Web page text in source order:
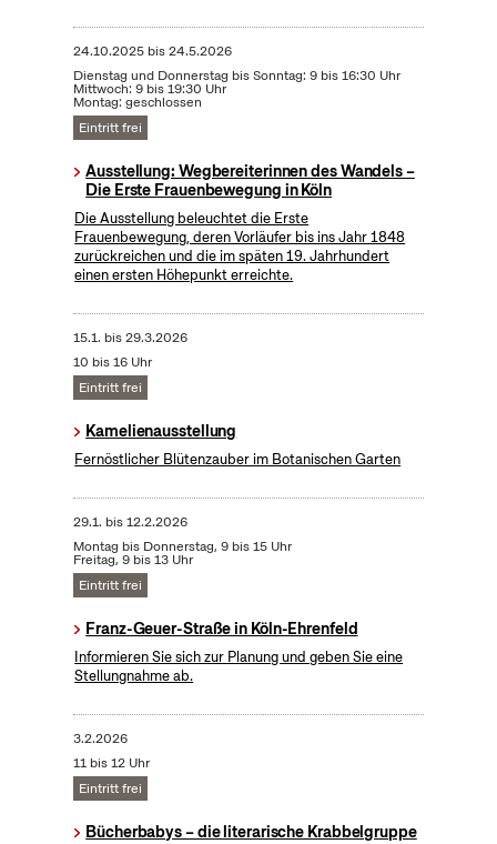
24.10.2025bis24.5.2026
Dienstag und Donnerstag bis Sonntag: 9 bis 16:30 Uhr
Mittwoch: 9 bis 19:30 Uhr
Montag: geschlossen
Eintritt frei
Ausstellung: Wegbereiterinnen des Wandels –
Die Erste Frauenbewegung in Köln
Die Ausstellung beleuchtet die Erste
Frauenbewegung, deren Vorläufer bis ins Jahr 1848
zurückreichen und die im späten 19. Jahrhundert
einen ersten Höhepunkt erreichte.
15.1. bis29.3.2026
10 bis 16 Uhr
Eintritt frei
Kamelienausstellung
Fernöstlicher Blütenzauber im Botanischen Garten
29.1. bis12.2.2026
Montag bis Donnerstag, 9 bis 15 Uhr
Freitag, 9 bis 13 Uhr
Eintritt frei
Franz-Geuer-Straße in Köln-Ehrenfeld
Informieren Sie sich zur Planung und geben Sie eine
Stellungnahme ab.
3.2.2026
11 bis 12 Uhr
Eintritt frei
Bücherbabys – die literarische Krabbelgruppe